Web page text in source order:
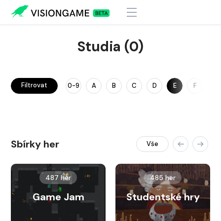
Studia (0)
Filtrovat 0-9 A B C D E F
Sbírky her Vše
487 her
Game Jam
485 her
Studentské hry